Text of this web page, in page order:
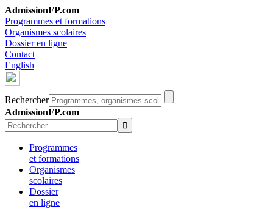
AdmissionFP.com
Programmes et formations
Organismes scolaires
Dossier en ligne
Contact
English
Rechercher
AdmissionFP.com
Programmes
et formations
Organismes
scolaires
Dossier
en ligne